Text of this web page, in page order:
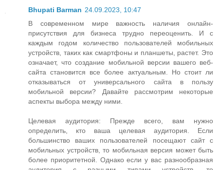
Bhupati Barman 24.09.2023, 10:47
В современном мире важность наличия онлайн-
присутствия для бизнеса трудно переоценить. И с
каждым годом количество пользователей мобильных
устройств, таких как смартфоны и планшеты, растет. Это
означает, что создание мобильной версии вашего веб-
сайта становится все более актуальным. Но стоит ли
отказываться от универсального сайта в пользу
мобильной версии? Давайте рассмотрим некоторые
аспекты выбора между ними.
Целевая аудитория: Прежде всего, вам нужно
определить, кто ваша целевая аудитория. Если
большинство ваших пользователей посещают сайт с
мобильных устройств, то мобильная версия может быть
более приоритетной. Однако если у вас разнообразная